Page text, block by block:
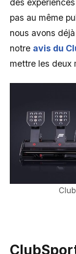
des
pas au même
nous avons
notre avis du
mettre les deux